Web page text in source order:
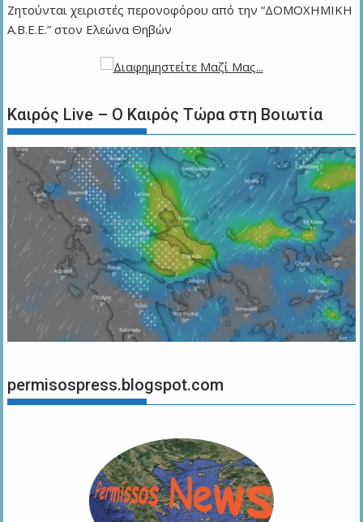
Ζητούνται χειριστές περονοφόρου από την “ΔΟΜΟΧΗΜΙΚΗ
Α.Β.Ε.Ε.” στον Ελεώνα Θηβών
Καιρός Live – Ο Καιρός Τώρα στη Βοιωτία
permisospress.blogspot.com